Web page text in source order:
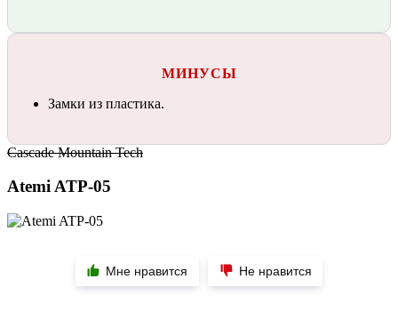
МИНУСЫ
Замки из пластика.
Cascade Mountain Tech
Atemi ATP-05
Мне нравится Не нравится